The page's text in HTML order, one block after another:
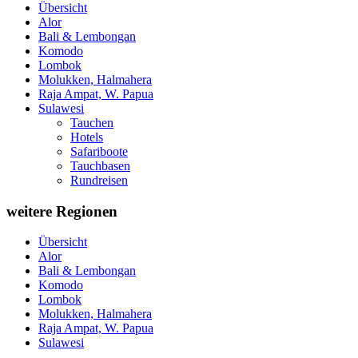
Übersicht
Alor
Bali & Lembongan
Komodo
Lombok
Molukken, Halmahera
Raja Ampat, W. Papua
Sulawesi
Tauchen
Hotels
Safariboote
Tauchbasen
Rundreisen
weitere Regionen
Übersicht
Alor
Bali & Lembongan
Komodo
Lombok
Molukken, Halmahera
Raja Ampat, W. Papua
Sulawesi